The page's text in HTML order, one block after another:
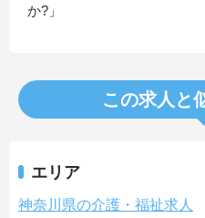
か?」
この求人と
エリア
神奈川県の介護・福祉求人